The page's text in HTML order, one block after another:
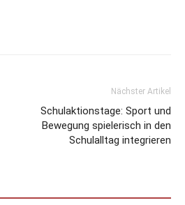
Nächster Artikel
Schulaktionstage: Sport und
Bewegung spielerisch in den
Schulalltag integrieren